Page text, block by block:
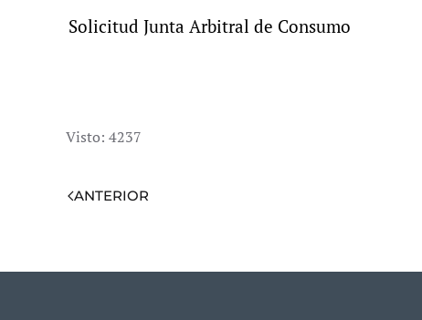
Solicitud Junta Arbitral de Consumo
Visto: 4237
ANTERIOR